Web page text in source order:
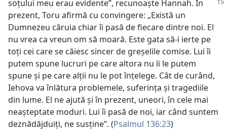
soțului meu erau evidente”, recunoaște Hannah. În
prezent, Toru afirmă cu convingere: „Există un
Dumnezeu căruia chiar îi pasă de fiecare dintre noi. El
nu vrea ca vreun om să moară. Este gata să-i ierte pe
toți cei care se căiesc sincer de greșelile comise. Lui îi
putem spune lucruri pe care altora nu li le putem
spune și pe care alții nu le pot înțelege. Cât de curând,
Iehova va înlătura problemele, suferința și tragediile
din lume. El ne ajută și în prezent, uneori, în cele mai
neașteptate moduri. Lui îi pasă de noi, iar când suntem
deznădăjduiți, ne susține”. (Psalmul 136:23)